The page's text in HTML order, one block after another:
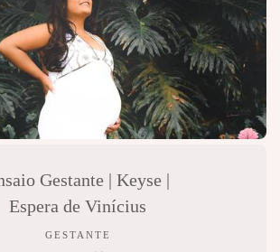
Gestante | Keyse |
Espera de Vinícius
GESTANTE